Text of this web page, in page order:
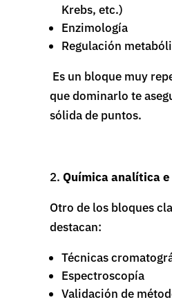
Krebs, etc.)
Enzimología
Regulación
Es un bloque muy
que dominarlo te
sólida de puntos.
Química analítica
Otro de los bloques
destacan:
Técnicas
Espectroscopía
Validación de